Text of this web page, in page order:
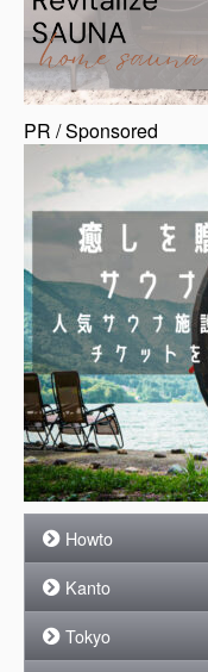
PR / Sponsored
Howto
Kanto
Tokyo